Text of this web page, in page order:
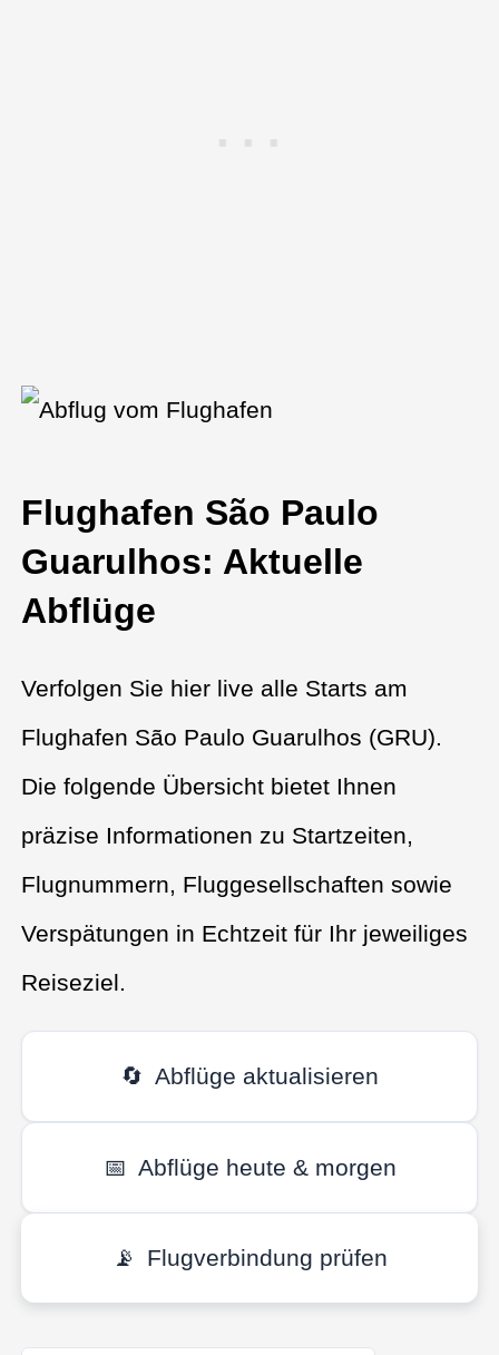
Flughafen São Paulo
Guarulhos: Aktuelle
Abflüge
Verfolgen Sie hier live alle Starts am
Flughafen São Paulo Guarulhos (GRU).
Die folgende Übersicht bietet Ihnen
präzise Informationen zu Startzeiten,
Flugnummern, Fluggesellschaften sowie
Verspätungen in Echtzeit für Ihr jeweiliges
Reiseziel.
🔄 Abflüge aktualisieren
📅 Abflüge heute & morgen
📡 Flugverbindung prüfen